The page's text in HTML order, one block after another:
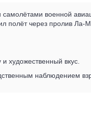
военной
полёт через пролив
художественный вкус.
наблюдением